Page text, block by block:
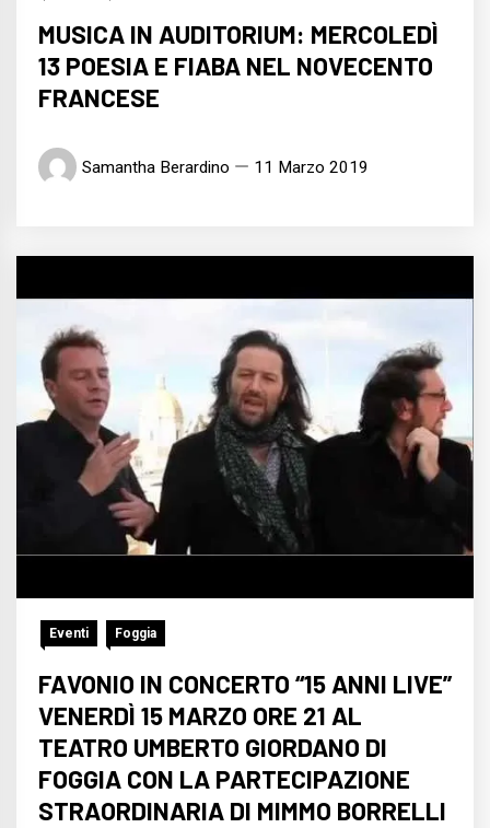
MUSICA IN AUDITORIUM: MERCOLEDÌ
13 POESIA E FIABA NEL NOVECENTO
FRANCESE
Samantha Berardino 11 Marzo 2019
Eventi Foggia
FAVONIO IN CONCERTO “15 ANNI LIVE”
VENERDÌ 15 MARZO ORE 21 AL
TEATRO UMBERTO GIORDANO DI
FOGGIA CON LA PARTECIPAZIONE
STRAORDINARIA DI MIMMO BORRELLI